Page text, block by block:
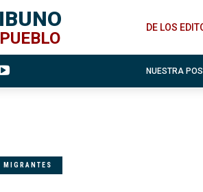
PUEBLO
DE LOS
NUESTRA
MIGRANTES